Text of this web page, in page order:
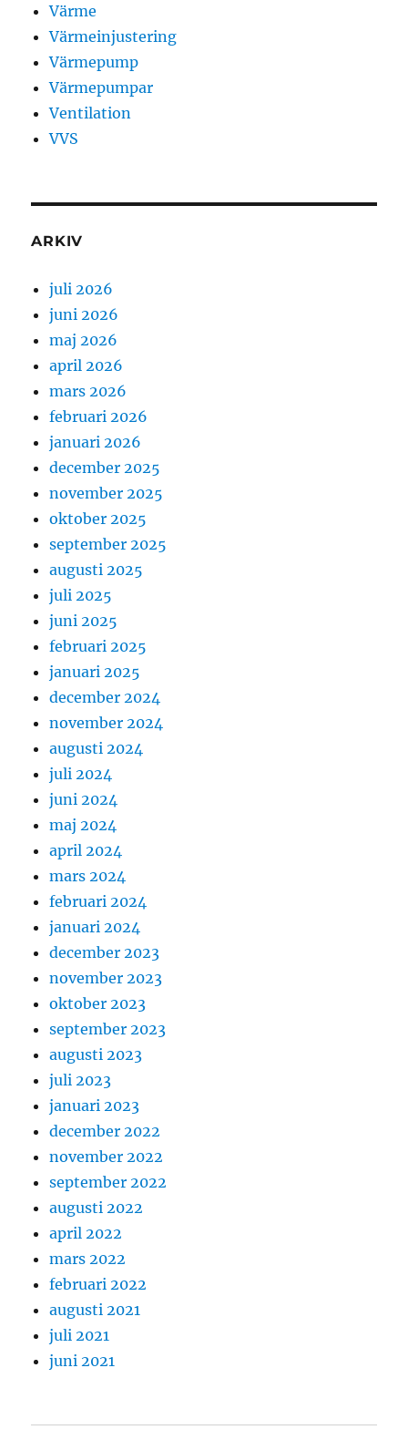
Värme
Värmeinjustering
Värmepump
Värmepumpar
Ventilation
VVS
ARKIV
juli 2026
juni 2026
maj 2026
april 2026
mars 2026
februari 2026
januari 2026
december 2025
november 2025
oktober 2025
september 2025
augusti 2025
juli 2025
juni 2025
februari 2025
januari 2025
december 2024
november 2024
augusti 2024
juli 2024
juni 2024
maj 2024
april 2024
mars 2024
februari 2024
januari 2024
december 2023
november 2023
oktober 2023
september 2023
augusti 2023
juli 2023
januari 2023
december 2022
november 2022
september 2022
augusti 2022
april 2022
mars 2022
februari 2022
augusti 2021
juli 2021
juni 2021